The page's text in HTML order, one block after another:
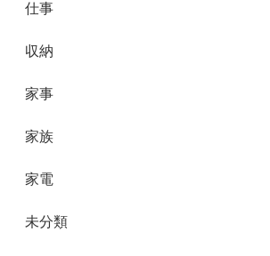
仕事
収納
家事
家族
家電
未分類